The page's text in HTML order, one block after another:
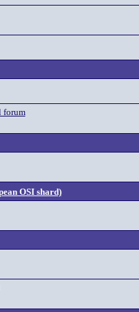
forum
OSI shard)